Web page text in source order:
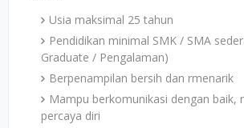
Usia maksimal 25 tahun
Pendidikan minimal SMK / SMA
Graduate / Pengalaman)
Berpenampilan bersih dan rmenarik
Mampu berkomunikasi dengan baik,
percaya diri